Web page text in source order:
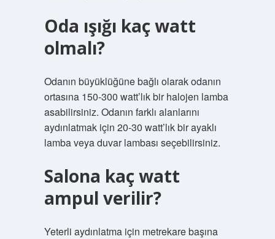
Oda ışığı kaç watt
olmalı?
Odanın büyüklüğüne bağlı olarak odanın
ortasına 150-300 watt’lık bir halojen lamba
asabilirsiniz. Odanın farklı alanlarını
aydınlatmak için 20-30 watt’lık bir ayaklı
lamba veya duvar lambası seçebilirsiniz.
Salona kaç watt
ampul verilir?
Yeterli aydınlatma için metrekare başına